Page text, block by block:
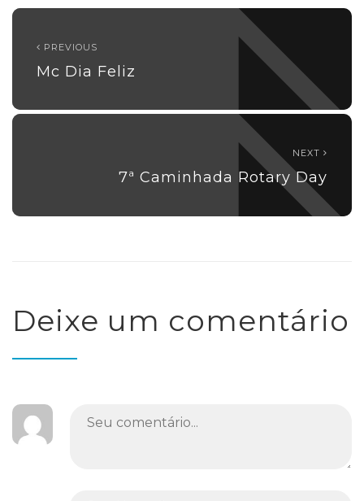
PREVIOUS
Mc Dia Feliz
NEXT
7ª Caminhada Rotary Day
Deixe um comentário